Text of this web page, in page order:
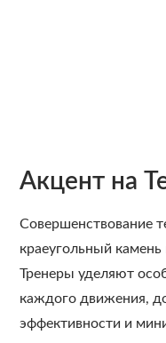
Акцент на
Совершенствование
краеугольный
Тренеры уделяют
каждого движения,
эффективности и